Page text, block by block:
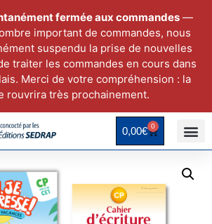
fermée aux commandes—
important de commandes, nous
suspendu la prise de nouvelles
traiter les commandes en cours dans
Merci de votre compréhension : la
rouvrira très prochainement.
0,00€ 0